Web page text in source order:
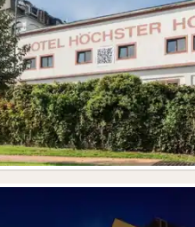
Vorheriges Bild